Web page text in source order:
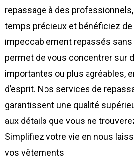
repassage à des
temps précieux et bénéficiez
impeccablement repassés
permet de vous concentrer sur
importantes ou plus agréables,
d’esprit. Nos services de
garantissent une qualité
aux détails que vous ne
Simplifiez votre vie en nous
vos vêtements